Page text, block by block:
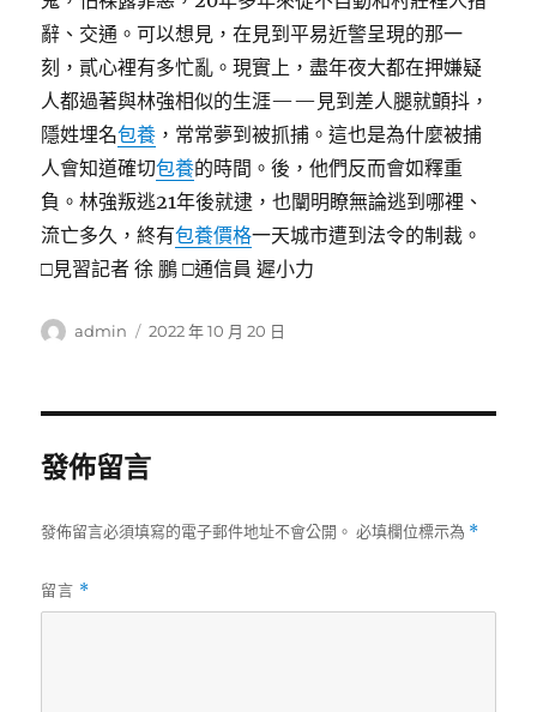
辭、交通。可以想見，在見到平易近警呈現的那一
刻，貳心裡有多忙亂。現實上，盡年夜大都在押嫌疑
人都過著與林強相似的生涯——見到差人腿就顫抖，
隱姓埋名包養 ，常常夢到被抓捕。這也是為什麼被捕
人會知道確切包養的時間。後，他們反而會如釋重
負。林強叛逃21年後就逮，也闡明瞭無論逃到哪裡、
流亡多久，終有包養價格一天城市遭到法令的制裁。
□見習記者 徐 鵬 □通信員 遲小力
作
admin
發
2022 年 10 月 20 日
發佈留言
發佈留言必須填寫的電子郵件地址不會公開。 必填欄位標示為 *
留言 *